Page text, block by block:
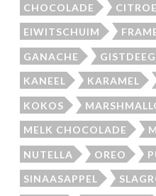
CHOCOLADE
EIWITSCHUIM
GANACHE GISTDEEG
KANEEL KARAMEL
KOKOS
MELK CHOCOLADE
NUTELLA OREO
SINAASAPPEL